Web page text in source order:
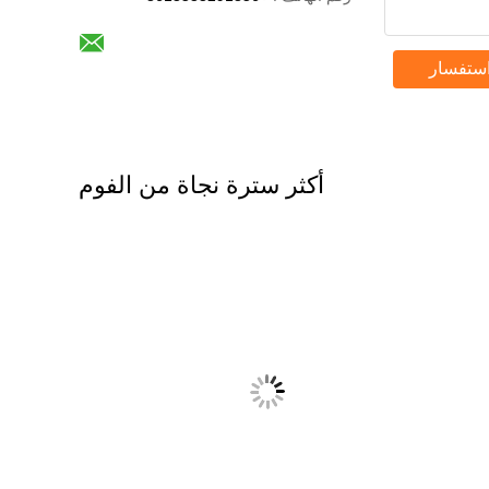
أكثر سترة نجاة من الفوم